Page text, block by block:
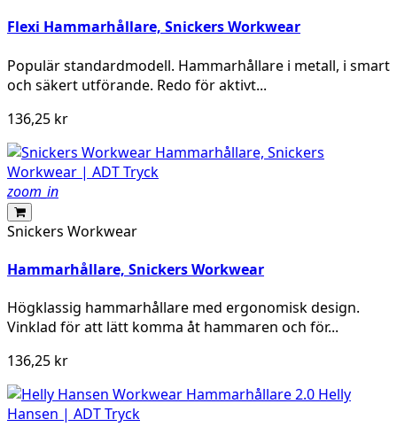
Flexi Hammarhållare, Snickers Workwear
Populär standardmodell. Hammarhållare i metall, i smart
och säkert utförande. Redo för aktivt...
136,25 kr
zoom_in
Snickers Workwear
Hammarhållare, Snickers Workwear
Högklassig hammarhållare med ergonomisk design.
Vinklad för att lätt komma åt hammaren och för...
136,25 kr